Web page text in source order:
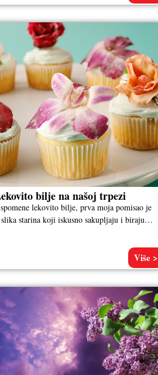
bilje na našoj trpezi
lekovito bilje, prva moja pomisao je
starina koji iskusno sakupljaju i biraju
Više >